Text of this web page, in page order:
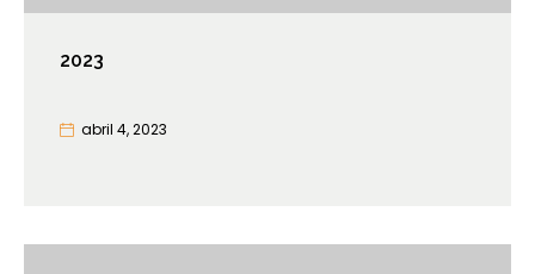
2023
abril 4, 2023